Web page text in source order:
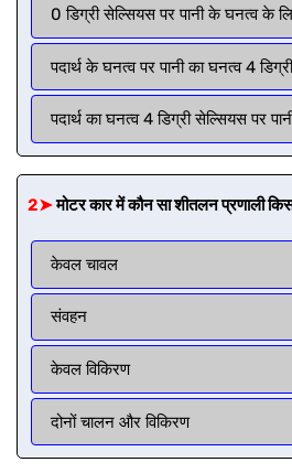
0 डिग्री सेल्सियस पर पानी के घनत्व के
पदार्थ के घनत्व पर पानी का घनत्व 4
पदार्थ का घनत्व 4 डिग्री सेल्सियस पर
2➤मोटर कार में कौन सा शीतलन प्रणाली किस
केवल चावल
संवहन
केवल विकिरण
दोनों चालन और विकिरण